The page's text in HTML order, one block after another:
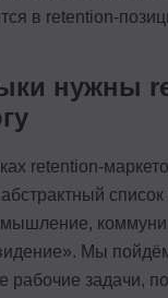
в retention-
нужны
retention-
список
видение». Мы
рабочие задачи,